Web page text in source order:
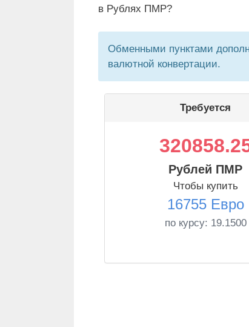
в Рублях ПМР?
Обменными пунктами
валютной конвертации.
Требуется
Рублей ПМР
Чтобы купить
16755 Евро
по курсу: 19.1500